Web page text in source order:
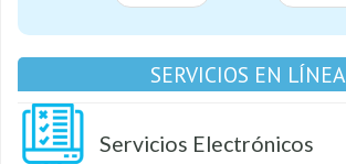
SERVICIOS EN LÍNEA
Servicios Electrónicos